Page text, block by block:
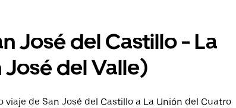
José del Castillo - La
del Valle)
de San José del Castillo a La Unión del Cuatro